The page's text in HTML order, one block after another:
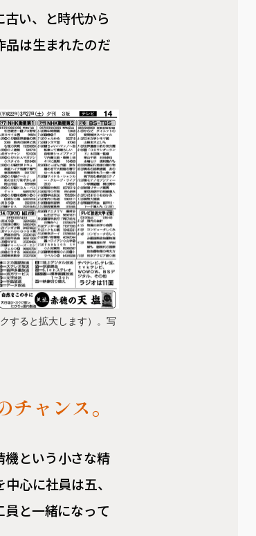
い、と時代から
は生まれたのだ
すると拡大します）。写
ャンス。
という小さな精
心に社員は五、
と一緒になって